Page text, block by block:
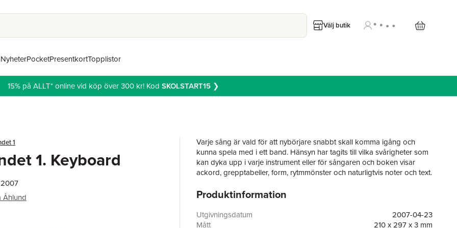
Välj butik
NyheterPocketPresentkortTopplistor
15% på ALLT* online vid köp över 300 kr! Kod SKOLSTART15❯
1
1. Keyboard
Åhlund
Varje sång är vald för att nybörjare snabbt skall komma igång och
kunna spela med i ett band. Hänsyn har tagits till vilka svårigheter som
kan dyka upp i varje instrument eller för sångaren och boken visar
ackord, grepptabeller, form, rytmmönster och naturligtvis noter och text.
CD:n innehåller alla sångerna inspelade så som boken visar. På skivan
olika spåren som du behöver.
Produktinformation
Utgivningsdatum
2007-04-23
Mått
210 x 297 x 3 mm